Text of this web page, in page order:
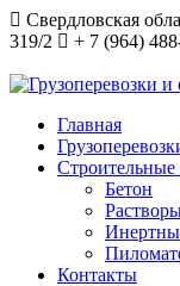
Свердловская
319/2
+ 7 (964)
материалы
Главная
Бетон
Контакты